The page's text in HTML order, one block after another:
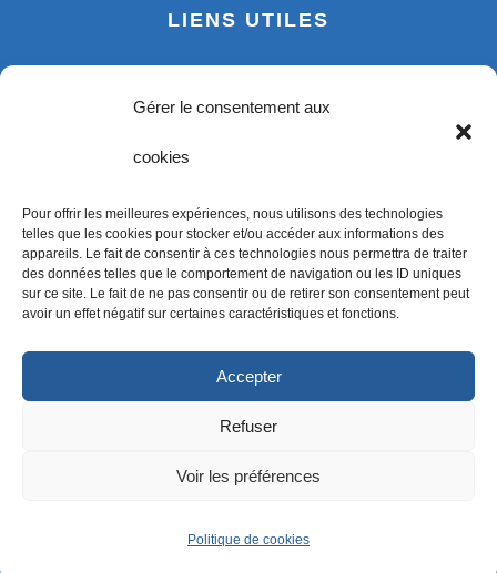
Gérer le consentement aux
cookies
Pour offrir les meilleures expériences, nous utilisons des technologies
telles que les cookies pour stocker et/ou accéder aux informations des
appareils. Le fait de consentir à ces technologies nous permettra de traiter
des données telles que le comportement de navigation ou les ID uniques
sur ce site. Le fait de ne pas consentir ou de retirer son consentement peut
avoir un effet négatif sur certaines caractéristiques et fonctions.
Accepter
Refuser
Voir les préférences
Politique de cookies
LIENS UTILES
AMP Métropole
PACA Tourisme
Prepa Sports
Ophtalmologue Marseille
Nettoyage Marseille
Marseille Lovers est une marque de
l’agence Monsieur SEO– Copyright ©
Nous contacter